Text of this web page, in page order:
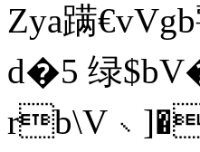
Zya蹒
d�5 绿